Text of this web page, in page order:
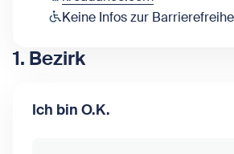
Keine Infos zur
1. Bezirk
Ich bin O.K.